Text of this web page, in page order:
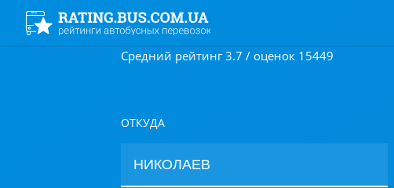
Средний рейтинг 3.7 / оценок 15449
ОТКУДА